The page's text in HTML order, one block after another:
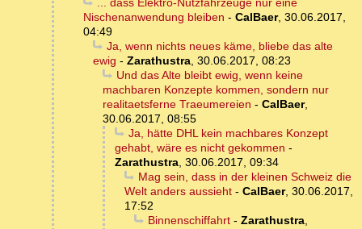
... dass Elektro-Nutzfahrzeuge nur eine
Nischenanwendung bleiben - CalBaer, 30.06.2017,
04:49
Ja, wenn nichts neues käme, bliebe das alte
ewig - Zarathustra, 30.06.2017, 08:23
Und das Alte bleibt ewig, wenn keine
machbaren Konzepte kommen, sondern nur
realitaetsferne Traeumereien - CalBaer,
30.06.2017, 08:55
Ja, hätte DHL kein machbares Konzept
gehabt, wäre es nicht gekommen -
Zarathustra, 30.06.2017, 09:34
Mag sein, dass in der kleinen Schweiz die
Welt anders aussieht - CalBaer, 30.06.2017,
17:52
Binnenschiffahrt- Zarathustra,